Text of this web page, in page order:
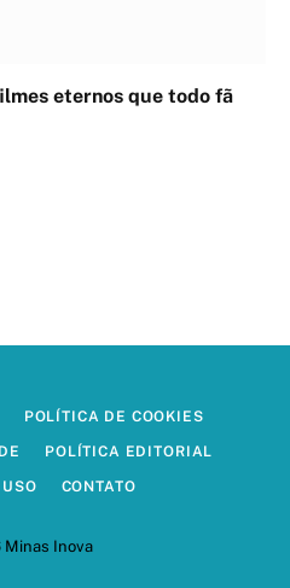
eternos que todo fã
POLÍTICA DE COOKIES
POLÍTICA EDITORIAL
CONTATO
Inova